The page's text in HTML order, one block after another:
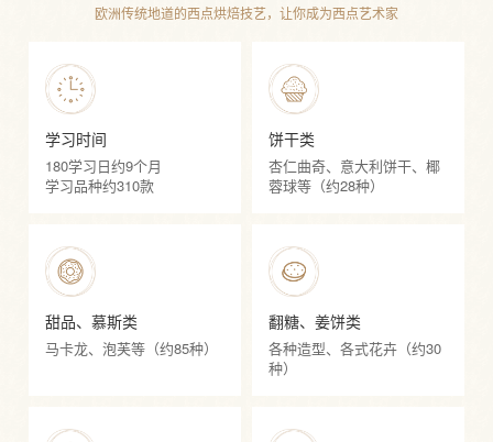
欧洲传统地道的西点烘焙技艺，让你成为西点艺术家
学习时间
180学习日约9个月
学习品种约310款
饼干类
杏仁曲奇、意大利饼干、椰
蓉球等（约28种）
甜品、慕斯类
马卡龙、泡芙等（约85种）
翻糖、姜饼类
各种造型、各式花卉（约30
种）